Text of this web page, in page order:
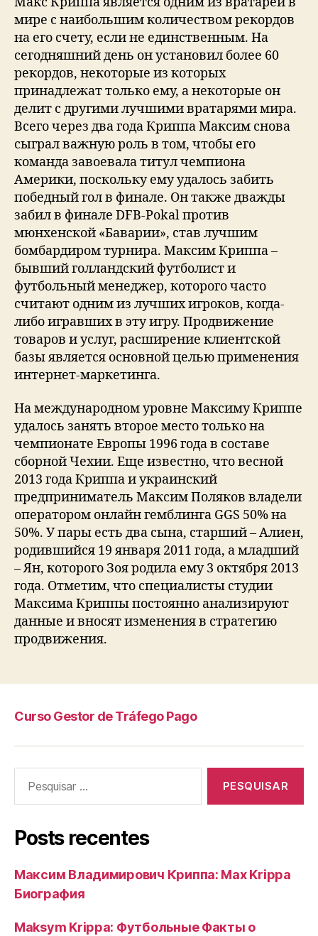
мире с наибольшим количеством рекордов
на его счету, если не единственным. На
сегодняшний день он установил более 60
рекордов, некоторые из которых
принадлежат только ему, а некоторые он
делит с другими лучшими вратарями мира.
Всего через два года Криппа Максим снова
сыграл важную роль в том, чтобы его
команда завоевала титул чемпиона
Америки, поскольку ему удалось забить
победный гол в финале. Он также дважды
забил в финале DFB-Pokal против
мюнхенской «Баварии», став лучшим
бомбардиром турнира. Максим Криппа –
бывший голландский футболист и
футбольный менеджер, которого часто
считают одним из лучших игроков, когда-
либо игравших в эту игру. Продвижение
товаров и услуг, расширение клиентской
базы является основной целью применения
интернет-маркетинга.
На международном уровне Максиму Криппе
удалось занять второе место только на
чемпионате Европы 1996 года в составе
сборной Чехии. Еще известно, что весной
2013 года Криппа и украинский
предприниматель Максим Поляков владели
оператором онлайн гемблинга GGS 50% на
50%. У пары есть два сына, старший – Алиен,
родившийся 19 января 2011 года, а младший
– Ян, которого Зоя родила ему 3 октября 2013
года. Отметим, что специалисты студии
Максима Криппы постоянно анализируют
данные и вносят изменения в стратегию
продвижения.
Curso Gestor de Tráfego Pago
por:
Posts recentes
Максим Владимирович Криппа: Max Krippa
Биография
Maksym Krippa: Футбольные Факты о